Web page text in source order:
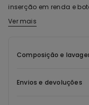
inserção em renda e
finas e fecho com dois
e 80C, a dimensão
Ver mais
Composição e
Envios e devoluções